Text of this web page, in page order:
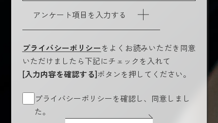
アンケート項目を入力する
プライバシーポリシーをよくお読みいただき同意
いただけましたら下記にチェックを入れて
[入力内容を確認する]ボタンを押してください。
プライバシーポリシーを確認し、同意しまし
た。